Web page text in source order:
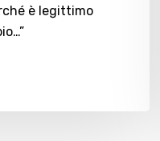
è legittimo